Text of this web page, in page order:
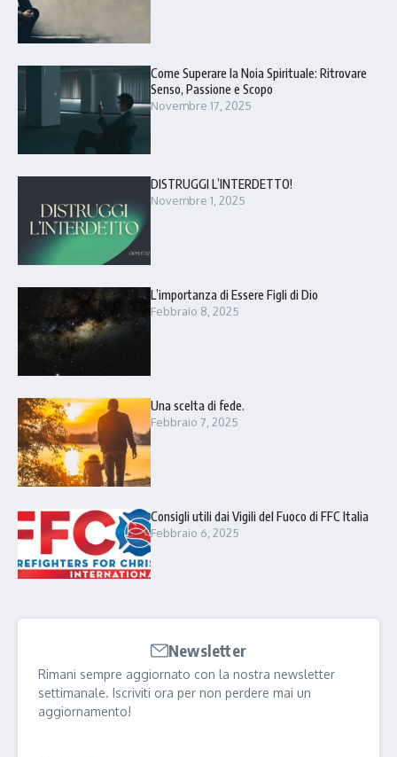
Come Superare la Noia Spirituale: Ritrovare
Senso, Passione e Scopo
Novembre 17, 2025
DISTRUGGI L’INTERDETTO!
Novembre 1, 2025
L’importanza di Essere Figli di Dio
Febbraio 8, 2025
Una scelta di fede.
Febbraio 7, 2025
Consigli utili dai Vigili del Fuoco di FFC Italia
Febbraio 6, 2025
Newsletter
Rimani sempre aggiornato con la nostra newsletter
settimanale. Iscriviti ora per non perdere mai un
aggiornamento!